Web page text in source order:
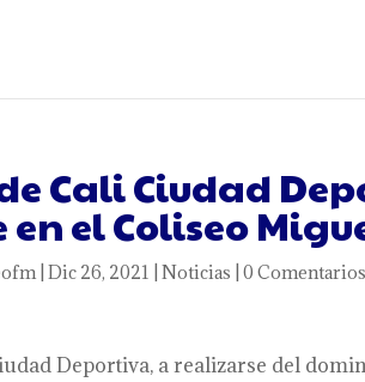
Cali Ciudad
en el Coliseo
|Dic 26, 2021 |Noticias |0 Comentarios
Deportiva, a realizarse del